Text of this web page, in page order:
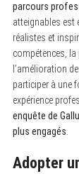
parcours
atteignables est
réalistes et
compétences,
l’amélioration
participer à une
expérience
enquête de
plus engagés
Adopter